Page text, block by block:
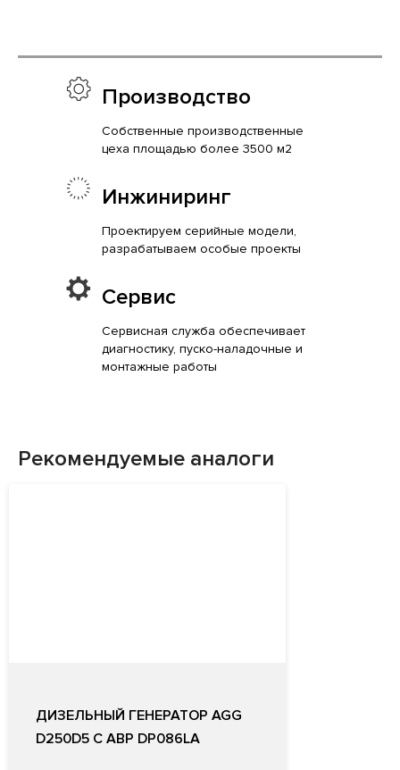
Производство
Собственные производственные
цеха площадью более 3500 м2
Инжиниринг
Проектируем серийные модели,
разрабатываем особые проекты
Сервис
Сервисная служба обеспечивает
диагностику, пуско-наладочные и
монтажные работы
Рекомендуемые аналоги
ДИЗЕЛЬНЫЙ ГЕНЕРАТОР AGG
D250D5 С АВР DP086LA